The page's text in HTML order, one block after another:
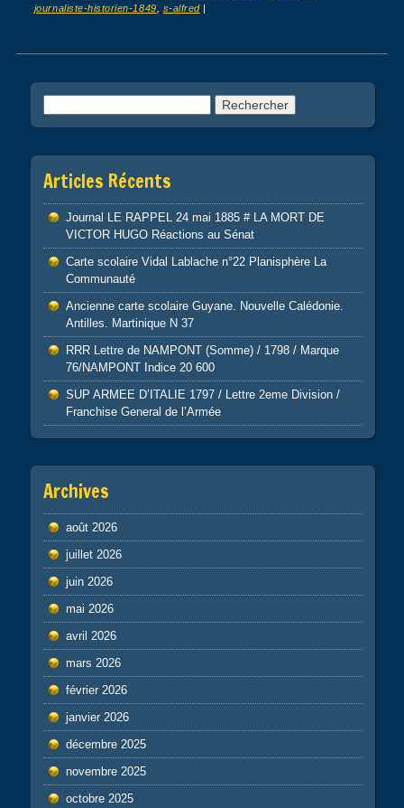
journaliste-historien-1849, s-alfred
Post navigation
Articles Récents
Journal LE RAPPEL 24 mai 1885 # LA MORT DE
VICTOR HUGO Réactions au Sénat
Carte scolaire Vidal Lablache n°22 Planisphère La
Communauté
Ancienne carte scolaire Guyane. Nouvelle Calédonie.
Antilles. Martinique N 37
RRR Lettre de NAMPONT (Somme) / 1798 / Marque
76/NAMPONT Indice 20 600
SUP ARMEE D’ITALIE 1797 / Lettre 2eme Division /
Franchise General de l’Armée
Archives
août 2026
juillet 2026
juin 2026
mai 2026
avril 2026
mars 2026
février 2026
janvier 2026
décembre 2025
novembre 2025
octobre 2025